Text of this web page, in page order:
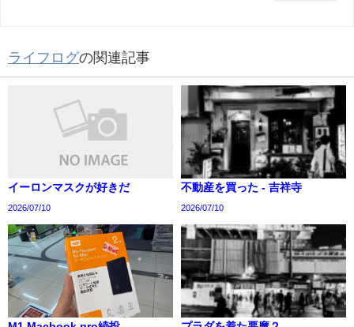
ライフログの関連記事
イーロンマスクが好きだ
2026/07/10
不動産を買った - 吉祥寺
2026/07/10